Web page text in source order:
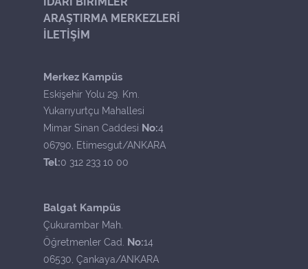
ARAŞTIRMA MERKEZLERİ
İLETİŞİM
Merkez Kampüs
Eskişehir Yolu 29. Km.
Yukarıyurtçu Mahallesi
Mimar Sinan Caddesi No:4
06790, Etimesgut/ANKARA
Tel:0 312 233 10 00
Balgat Kampüs
Çukurambar Mah.
Öğretmenler Cad. No:14
06530, Çankaya/ANKARA